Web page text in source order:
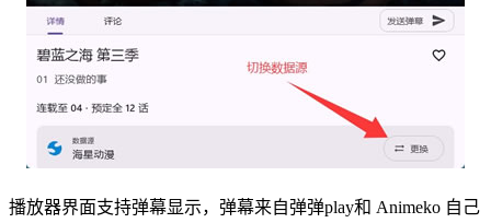
播放器界面支持弹幕显示，弹幕来自弹弹play和 Animeko 自己